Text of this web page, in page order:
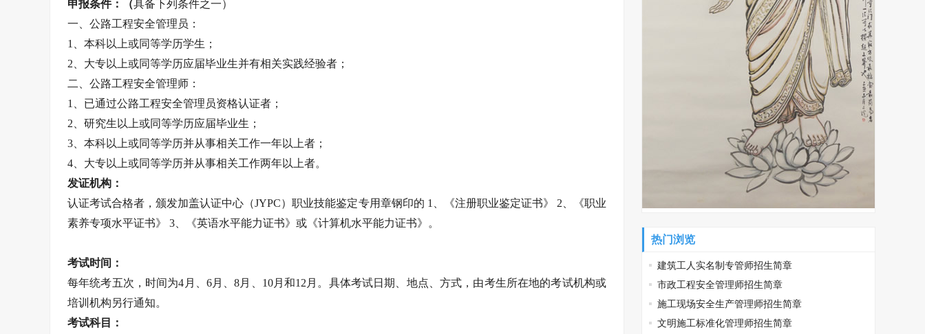
申报条件：（具备下列条件之一）
一、公路工程安全管理员：
1、本科以上或同等学历学生；
2、大专以上或同等学历应届毕业生并有相关实践经验者；
二、公路工程安全管理师：
1、已通过公路工程安全管理员资格认证者；
2、研究生以上或同等学历应届毕业生；
3、本科以上或同等学历并从事相关工作一年以上者；
4、大专以上或同等学历并从事相关工作两年以上者。
发证机构：
认证考试合格者，颁发加盖认证中心（JYPC）职业技能鉴定专用章钢印的 1、《注册职业鉴定证书》 2、《职业
素养专项水平证书》 3、《英语水平能力证书》或《计算机水平能力证书》。
考试时间：
每年统考五次，时间为4月、6月、8月、10月和12月。具体考试日期、地点、方式，由考生所在地的考试机构或
培训机构另行通知。
考试科目：
热门浏览
建筑工人实名制专管师招生简章
市政工程安全管理师招生简章
施工现场安全生产管理师招生简章
文明施工标准化管理师招生简章